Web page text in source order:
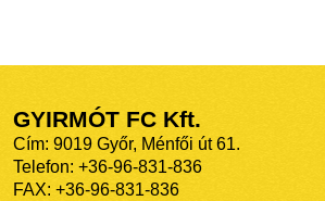
GYIRMÓT FC Kft.
Cím: 9019 Győr, Ménfői út 61.
Telefon: +36-96-831-836
FAX: +36-96-831-836